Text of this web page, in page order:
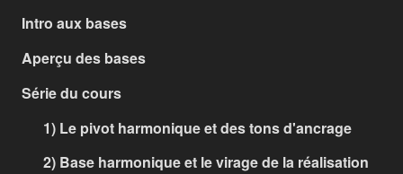
Intro aux bases
Aperçu des bases
Série du cours
1) Le pivot harmonique et des tons d'ancrage
2) Base harmonique et le virage de la réalisation